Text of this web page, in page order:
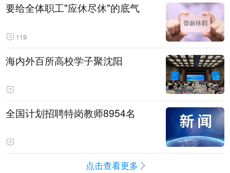
要给全体职工"应休尽休"的底气
119
海内外百所高校学子聚沈阳
全国计划招聘特岗教师8954名
点击查看更多